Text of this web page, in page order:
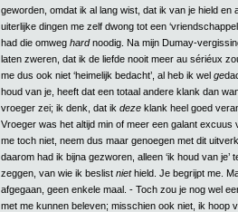
geworden, omdat ik al lang wist, dat ik van je hield en
uiterlijke dingen me zelf dwong tot een
had die omweg hardnoodig. Na mijn Dumay-
laten zweren, dat ik de liefde nooit meer au sériéux
me dus ook niet ‘heimelijk bedacht’, al heb ik wel ge
houd van je, heeft dat een totaal andere klank dan
vroeger zei; ik denk, dat ik deze klank heel goed
Vroeger was het altijd min of meer een galant excuus
me toch niet, neem dus maar genoegen met dit
daarom had ik bijna gezworen, alleen ‘ik houd van je’
zeggen, van wie ik beslist niethield. Je begrijpt me.
afgegaan, geen enkele maal. - Toch zou je nog wel
met me kunnen beleven; misschien ook niet, ik hoop